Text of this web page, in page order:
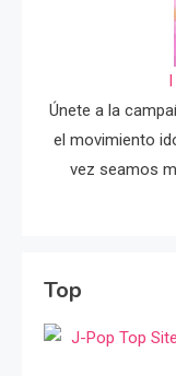
Únete a la
el movimiento
vez seamos
Top